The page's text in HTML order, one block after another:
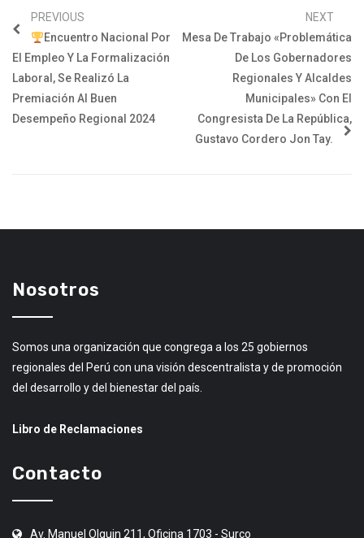
PREVIOUS
Encuentro Nacional Por
El Empleo Y La Formalización
Laboral, Se Realizó La
Premiación Al Buen
Desempeño Regional 2024
NEXT
Mesa De Trabajo «Problemática
De Los Gobernadores
Regionales Y Alcaldes
Municipales» Con El
Congresista De La República,
Gustavo Cordero Jon Tay.
Nosotros
Somos una organización que congrega a los 25 gobiernos
regionales del Perú con una visión descentralista y de promoción
del desarrollo y del bienestar del país.
Libro de Reclamaciones
Contacto
Av. Manuel Olguin 211, Oficina 1703 - Surco